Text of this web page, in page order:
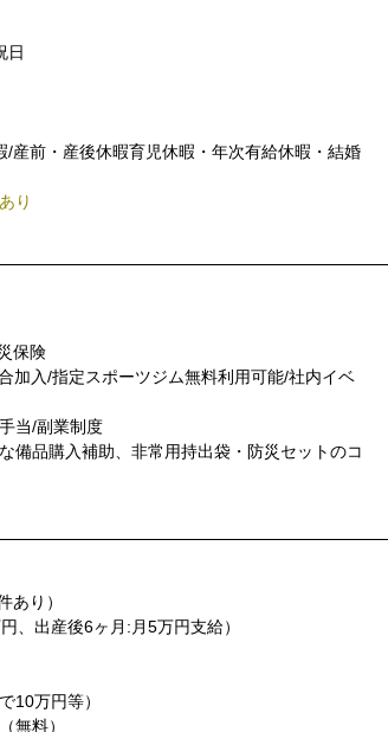
日
/産前・産後休暇育児休暇・年次有給休暇・結婚
り
保険
加入/指定スポーツジム無料利用可能/社内イベ
当/副業制度
備品購入補助、非常用持出袋・防災セットのコ
あり）
、出産後6ヶ月:月5万円支給）
10万円等）
無料）